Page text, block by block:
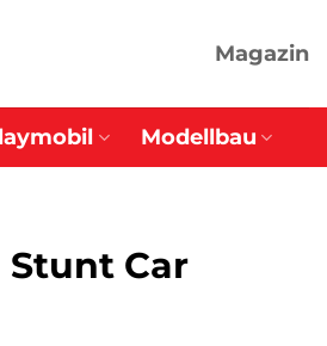
Magazin
Modellbau
Stunt Car